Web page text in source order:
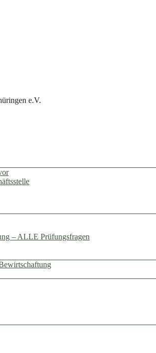
e.V.
– ALLE Prüfungsfragen